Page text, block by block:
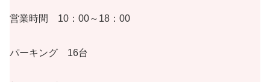
営業時間 10：00～18：00
パーキング 16台